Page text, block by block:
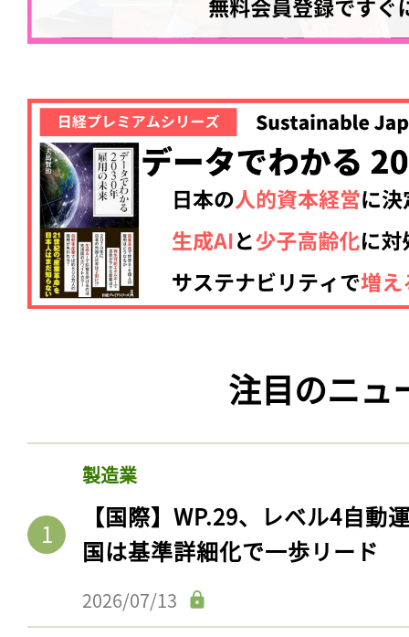
注目のニュ
製造業
【国際】WP.29、レベル4自動
国は基準詳細化で一歩リード
2026/07/13